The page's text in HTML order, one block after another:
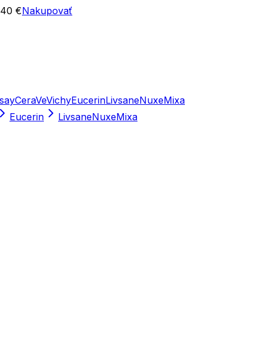
€Nakupovať
CeraVeVichyEucerinLivsaneNuxeMixa
Eucerin
LivsaneNuxeMixa